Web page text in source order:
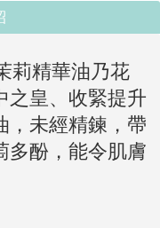
莉精華油乃花
之皇、收緊提升
，未經精鍊，帶
多酚，能令肌膚